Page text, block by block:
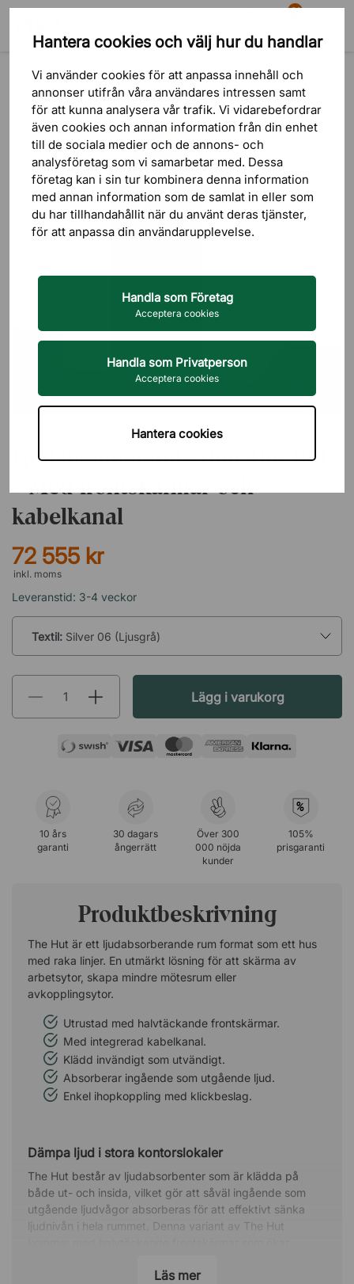
Hantera cookies och välj hur du handlar
Vi använder cookies för att anpassa innehåll och
annonser utifrån våra användares intressen samt
för att kunna analysera vår trafik. Vi vidarebefordrar
även cookies och annan information från din enhet
till de sociala medier och de annons- och
analysföretag som vi samarbetar med. Dessa
företag kan i sin tur kombinera denna information
med annan information som de samlat in eller som
du har tillhandahållit när du använt deras tjänster,
för att anpassa din användarupplevelse.
Handla som Företag
Acceptera cookies
Handla som Privatperson
Acceptera cookies
Hantera cookies
Sök
81
Varukorg Meny
Ljudabsorberande rum The Hut
- Med frontskärmar och
kabelkanal
72 555 kr
inkl. moms
Leveranstid: 3-4 veckor
Textil: Silver 06 (Ljusgrå)
Lägg i varukorg
10 års
garanti
30 dagars
ångerrätt
Över 300
000 nöjda
kunder
%
105%
prisgaranti
Produktbeskrivning
The Hut är ett ljudabsorberande rum format som ett hus
med raka linjer. En utmärkt lösning för att skärma av
arbetsytor, skapa mindre mötesrum eller
avkopplingsytor.
Utrustad med halvtäckande frontskärmar.
Med integrerad kabelkanal.
Klädd invändigt som utvändigt.
Absorberar ingående som utgående ljud.
Enkel ihopkoppling med klickbeslag.
Dämpa ljud i stora kontorslokaler
The Hut består av ljudabsorbenter som är klädda på
både ut- och insida, vilket gör att såväl ingående som
utgående ljudvågor absorberas för att effektivt sänka
ljudnivån i hela rummet. Denna variant av The Hut
skapa ett extra rum i stora lokaler och öppna
Läs mer